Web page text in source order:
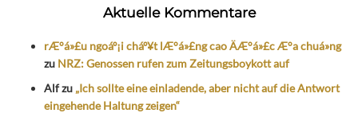
Aktuelle Kommentare
rÆ°á»£u ngoáº¡i cháº¥t lÆ°á»£ng cao ÄÆ°á»£c Æ°a chuá»ng
zu NRZ: Genossen rufen zum Zeitungsboykott auf
Alfzu „Ich sollte eine einladende, aber nicht auf die Antwort
eingehende Haltung zeigen“